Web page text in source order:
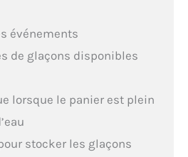
événements
de glaçons disponibles
lorsque le panier est plein
stocker les glaçons